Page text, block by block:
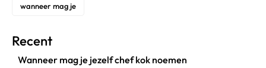
wanneer mag je
Recent
Wanneer mag je jezelf chef kok noemen